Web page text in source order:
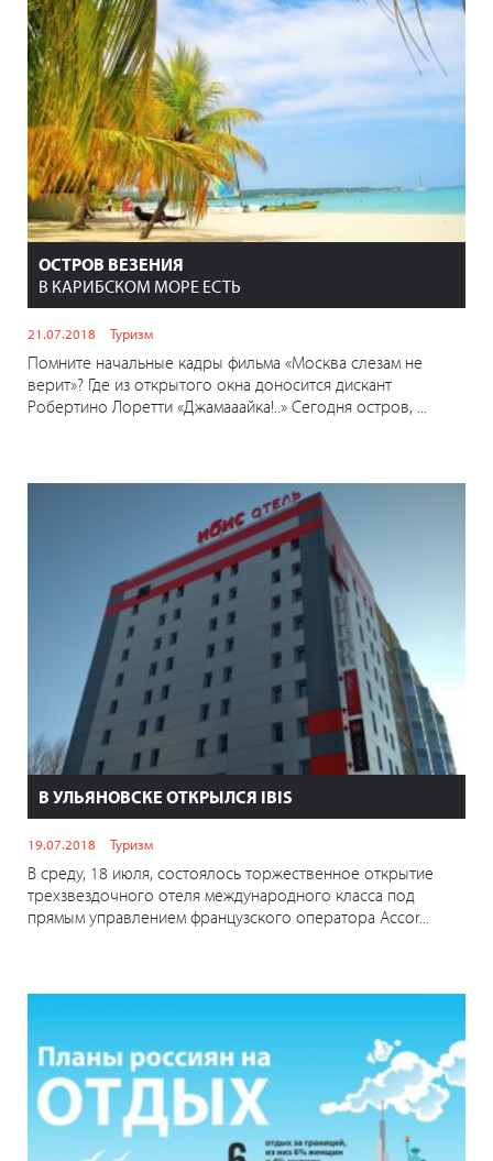
ОСТРОВ ВЕЗЕНИЯ
В КАРИБСКОМ МОРЕ ЕСТЬ
21.07.2018 Туризм
Помните начальные кадры фильма «Москва слезам не
верит»? Где из открытого окна доносится дискант
Робертино Лоретти «Джамааайка!..» Сегодня остров, ...
В УЛЬЯНОВСКЕ ОТКРЫЛСЯ IBIS
19.07.2018 Туризм
В среду, 18 июля, состоялось торжественное открытие
трехзвездочного отеля международного класса под
прямым управлением французского оператора Accor...